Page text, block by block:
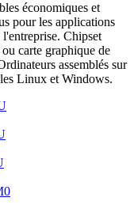
économiques et
pour les applications
Chipset
carte graphique de
assemblés sur
Linux et Windows.